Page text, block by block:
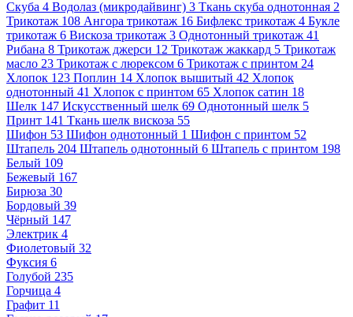
Скуба 4 Водолаз (микродайвинг) 3 Ткань скуба однотонная 2
Трикотаж 108 Ангора трикотаж 16 Бифлекс трикотаж 4 Букле
трикотаж 6 Вискоза трикотаж 3 Однотонный трикотаж 41
Рибана 8 Трикотаж джерси 12 Трикотаж жаккард 5 Трикотаж
масло 23 Трикотаж с люрексом 6 Трикотаж с принтом 24
Хлопок 123 Поплин 14 Хлопок вышитый 42 Хлопок
однотонный 41 Хлопок с принтом 65 Хлопок сатин 18
Шелк 147 Искусственный шелк 69 Однотонный шелк 5
Принт 141 Ткань шелк вискоза 55
Шифон 53 Шифон однотонный 1 Шифон с принтом 52
Штапель 204 Штапель однотонный 6 Штапель с принтом 198
Белый 109
Бежевый 167
Бирюза 30
Бордовый 39
Чёрный 147
Электрик 4
Фиолетовый 32
Фуксия 6
Голубой 235
Горчица 4
Графит 11